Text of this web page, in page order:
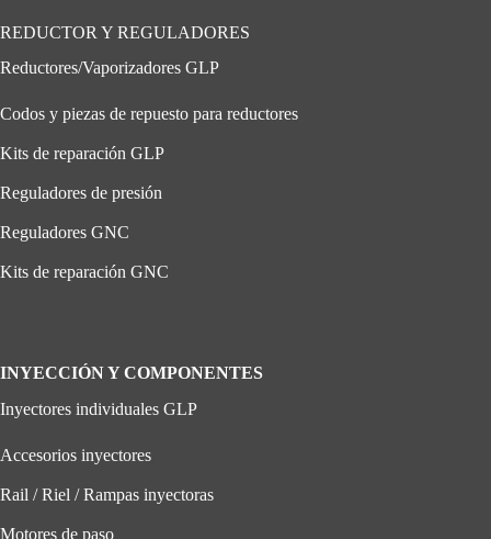
REDUCTOR Y REGULADORES
Reductores/Vaporizadores GLP
Codos y piezas de repuesto para reductores
Kits de reparación GLP
Reguladores de presión
Reguladores GNC
Kits de reparación GNC
INYECCIÓN Y COMPONENTES
Inyectores individuales GLP
Accesorios inyectores
Rail / Riel / Rampas inyectoras
Motores de paso